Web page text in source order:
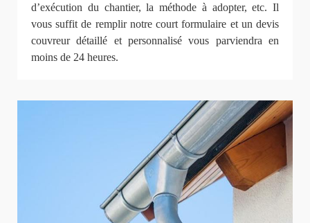
d’exécution du chantier, la méthode à adopter, etc. Il
vous suffit de remplir notre court formulaire et un devis
couvreur détaillé et personnalisé vous parviendra en
moins de 24 heures.